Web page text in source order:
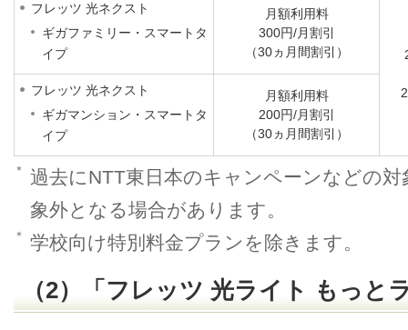
フレッツ 光ネクスト
ギガファミリー・スマートタ
イプ
月額利用料
300円/月割引
（30ヵ月間割引）
フレッツ 光ネクスト
ギガマンション・スマートタ
イプ
月額利用料
200円/月割引
（30ヵ月間割引）
＊
過去にNTT東日本のキャンペーンなどの
象外となる場合があります。
＊ 学校向け特別料金プランを除きます。
（2）「フレッツ 光ライト もっと